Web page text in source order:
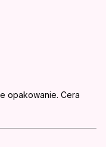
opakowanie. Cera